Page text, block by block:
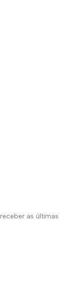
as últimas